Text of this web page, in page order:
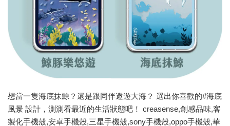
想當一隻海底抹鯨？還是跟同伴遨遊大海？ 選出你喜歡的#海底
風景 設計，測測看最近的生活狀態吧！ creasense,創感品味,客
製化手機殼,安卓手機殼,三星手機殼,sony手機殼,oppo手機殼,華